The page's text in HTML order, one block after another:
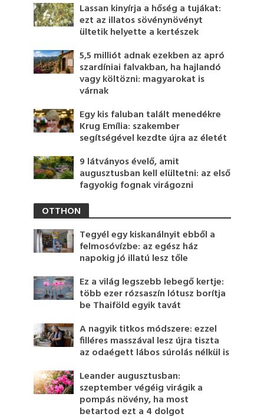
Lassan kinyírja a hőség a tujákat:
ezt az illatos sövénynövényt
ültetik helyette a kertészek
5,5 milliót adnak ezekben az apró
szardíniai falvakban, ha hajlandó
vagy költözni: magyarokat is
várnak
Egy kis faluban talált menedékre
Krug Emília: szakember
segítségével kezdte újra az életét
9 látványos évelő, amit
augusztusban kell elültetni: az első
fagyokig fognak virágozni
OTTHON
Tegyél egy kiskanálnyit ebből a
felmosóvízbe: az egész ház
napokig jó illatú lesz tőle
Ez a világ legszebb lebegő kertje:
több ezer rózsaszín lótusz borítja
be Thaiföld egyik tavát
A nagyik titkos módszere: ezzel
filléres masszával lesz újra tiszta
az odaégett lábos súrolás nélkül is
Leander augusztusban:
szeptember végéig virágik a
pompás növény, ha most
betartod ezt a 4 dolgot